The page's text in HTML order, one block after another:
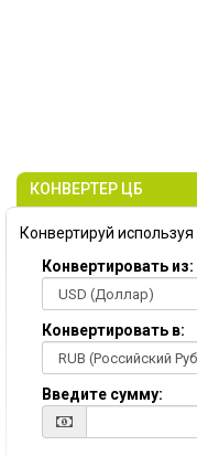
КОНВЕРТЕР ЦБ
Конвертируй используя
Конвертировать из:
Конвертировать в:
Введите сумму: